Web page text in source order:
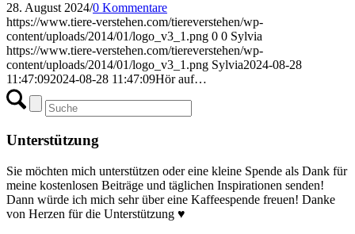
28. August 2024/0 Kommentare
https://www.tiere-verstehen.com/tiereverstehen/wp-
content/uploads/2014/01/logo_v3_1.png 0 0 Sylvia
https://www.tiere-verstehen.com/tiereverstehen/wp-
content/uploads/2014/01/logo_v3_1.png Sylvia2024-08-28
11:47:092024-08-28 11:47:09Hör auf…
Unterstützung
Sie möchten mich unterstützen oder eine kleine Spende als Dank für
meine kostenlosen Beiträge und täglichen Inspirationen senden!
Dann würde ich mich sehr über eine Kaffeespende freuen! Danke
von Herzen für die Unterstützung ♥